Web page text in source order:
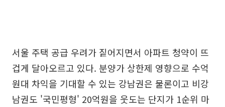
서울 주택 공급 우려가 짙어지면서 아파트 청약이 뜨
겁게 달아오르고 있다. 분양가 상한제 영향으로 수억
원대 차익을 기대할 수 있는 강남권은 물론이고 비강
남권도 '국민평형' 20억원을 웃도는 단지가 1순위 마